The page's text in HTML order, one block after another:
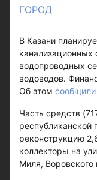
ГОРОД
В Казани
канализационных
водопроводных
водоводов.
Об этом сообщили
Часть средств
республиканской
реконструкцию
коллекторы на
Миля, Воровского